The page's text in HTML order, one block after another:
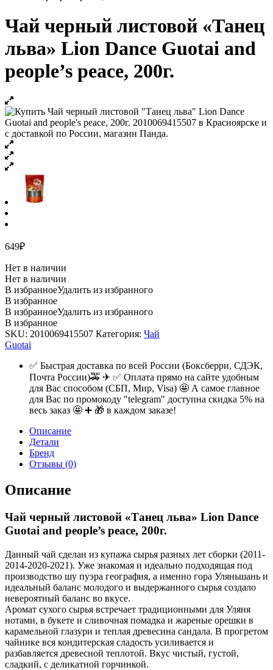
Чай черный листовой «Танец
льва» Lion Dance Guotai and
people’s peace, 200г.
649₽
Нет в наличии
Нет в наличии
В избранноеУдалить из избранного
В избранное
В избранноеУдалить из избранного
В избранное
SKU: 2010069415507 Категория: Чай
Guotai
✅ Быстрая доставка по всей России (Боксберри, СДЭК,
Почта России)🚕 ✈ ✅ Оплата прямо на сайте удобным
для Вас способом (СБП, Мир, Visa) 🤩 А самое главное
для Вас по промокоду "telegram" доступна скидка 5% на
весь заказ 🤩 ➕ 🎁 в каждом заказе!
Описание
Детали
Бренд
Отзывы (0)
Описание
Чай черный листовой «Танец льва» Lion Dance
Guotai and people’s peace, 200г.
Данный чай сделан из купажа сырья разных лет сборки (2011-
2014-2020-2021). Уже знакомая и идеально подходящая под
производство шу пуэра география, а именно гора Уляньшань и
идеальный баланс молодого и выдержанного сырья создало
невероятный баланс во вкусе.
Аромат сухого сырья встречает традиционными для Уляня
нотами, в букете и сливочная помадка и жареные орешки в
карамельной глазури и теплая древесина сандала. В прогретом
чайнике вся кондитерская сладость усиливается и
разбавляется древесной теплотой. Вкус чистый, густой,
сладкий, с деликатной горчинкой.